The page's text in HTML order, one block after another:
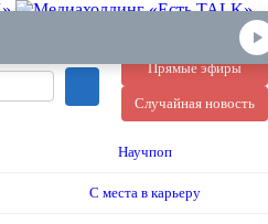
Прямые эфиры
Случайная новость
Научпоп
С места в карьеру